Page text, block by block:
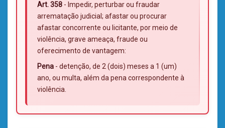
Art. 358 - Impedir, perturbar ou fraudar
arrematação judicial; afastar ou procurar
afastar concorrente ou licitante, por meio de
violência, grave ameaça, fraude ou
oferecimento de vantagem:
Pena - detenção, de 2 (dois) meses a 1 (um)
ano, ou multa, além da pena correspondente à
violência.